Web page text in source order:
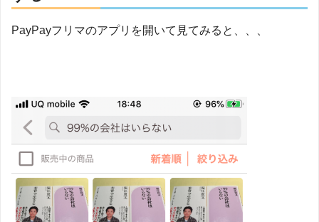
PayPayフリマのアプリを開いて見てみると、、、